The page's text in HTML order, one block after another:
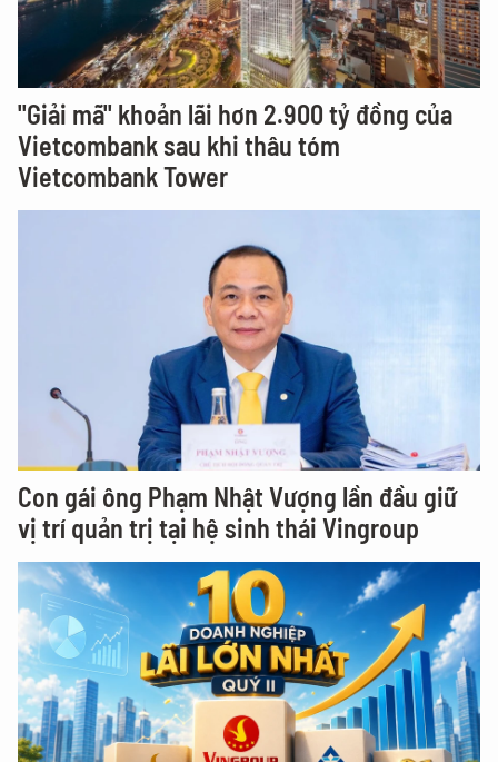
"Giải mã" khoản lãi hơn 2.900 tỷ đồng của
Vietcombank sau khi thâu tóm
Vietcombank Tower
Con gái ông Phạm Nhật Vượng lần đầu giữ
vị trí quản trị tại hệ sinh thái Vingroup